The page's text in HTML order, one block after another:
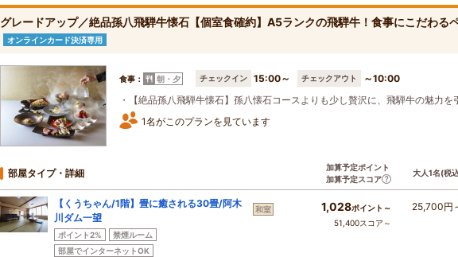
グレードアップ／絶品孫八飛騨牛懐石【個室食確約】A5ランクの飛騨牛！食事にこだわる
オンラインカード決済専用
食事： 朝・夕 チェックイン 15:00～ チェックアウト
～10:00
・【絶品孫八飛騨牛懐石】孫八懐石コースよりも少し贅沢に、飛騨牛の魅力を
1名がこのプランを見ています
部屋タイプ・詳細
加算予定ポイント
加算予定スコア
大人1名(税
【くうちゃん/1階】畳に癒される30畳/阿木
川ダム一望
ポイント2%
禁煙ルーム
部屋でインターネットOK
和室 1,028ポイント～
51,400スコア～
25,700円